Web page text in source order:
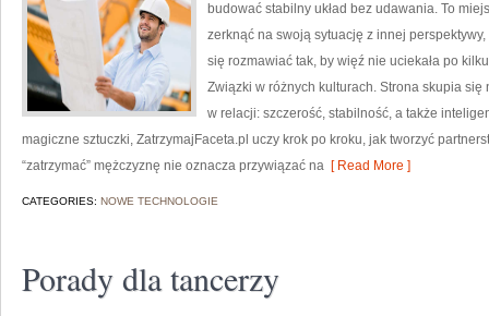
budować stabilny układ bez udawania. To
zerknąć na swoją sytuację z innej
się rozmawiać tak, by więź nie uciekała po
Związki w różnych kulturach. Strona skupia
w relacji: szczerość, stabilność, a także
magiczne sztuczki, ZatrzymajFaceta.pl uczy krok po kroku, jak tworzyć
“zatrzymać” mężczyznę nie oznacza przywiązać na [ Read More ]
CATEGORIES: NOWE TECHNOLOGIE
Porady dla tancerzy